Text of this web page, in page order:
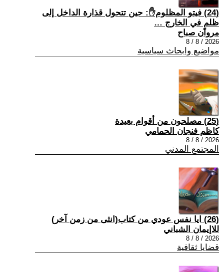
(24) فيتو المظلوم✋: حين تتحول قذارة الداخل إلى
ظلمٍ في الخارج …
مروان صباح
2026 / 8 / 8
مواضيع وابحاث سياسية
(25) مصلحون من أقوام بعيدة
كاظم فنجان الحمامي
2026 / 8 / 8
المجتمع المدني
(26) ايا نفس عودي من كتاب(انثى من زمن آخر)
للاإيمان الشباني
2026 / 8 / 8
قضايا ثقافية